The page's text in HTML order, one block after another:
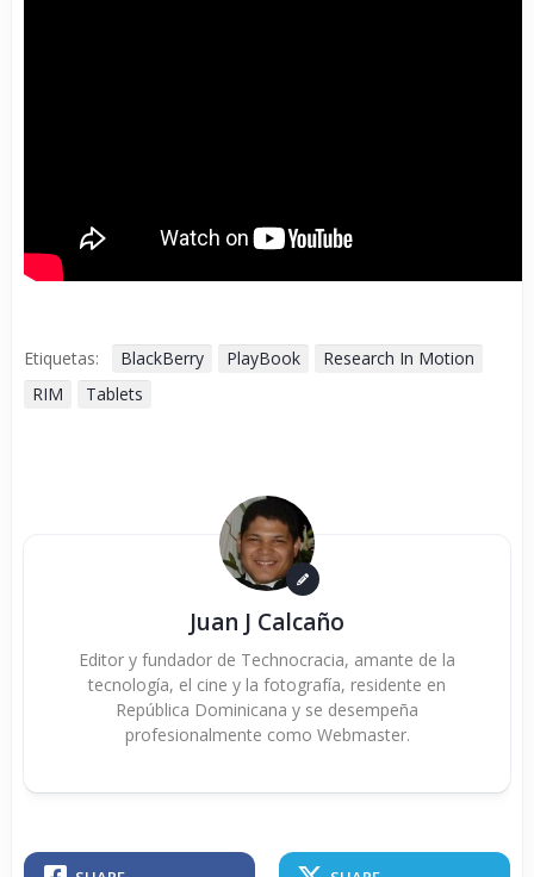
Etiquetas: BlackBerry PlayBook
Research In Motion
RIM
Tablets
Juan J Calcaño
Editor y fundador de Technocracia, amante de la
tecnología, el cine y la fotografía, residente en
República Dominicana y se desempeña
profesionalmente como Webmaster.